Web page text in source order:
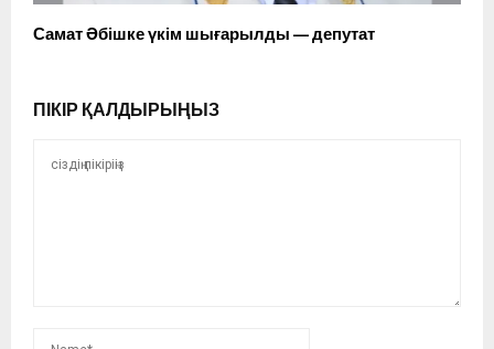
Самат Әбішке үкім шығарылды — депутат
ПІКІР ҚАЛДЫРЫҢЫЗ